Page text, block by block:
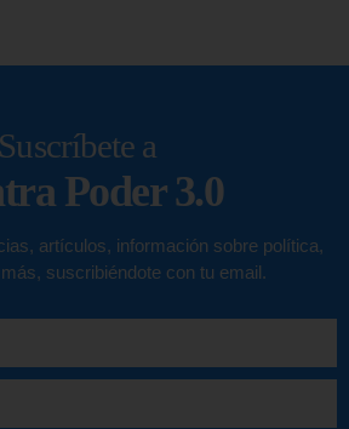
Suscríbete a
Poder 3.0
artículos, información sobre política,
suscribiéndote con tu email.